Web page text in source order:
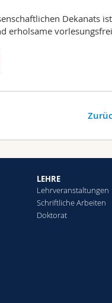
Dekanats
erholsame
LEHRE
Lehrveranstaltungen
Schriftliche Arbeiten
Doktorat